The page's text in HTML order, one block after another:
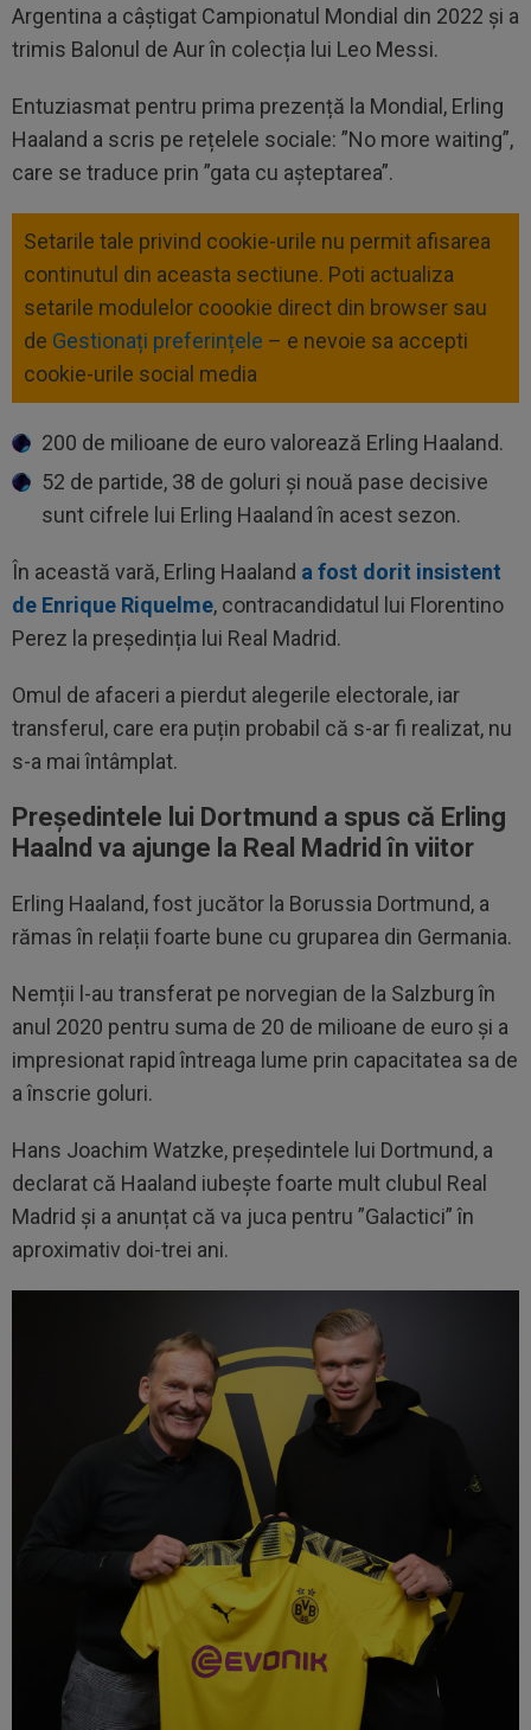
Argentina a câștigat Campionatul Mondial din 2022 și a
trimis Balonul de Aur în colecția lui Leo Messi.
Entuziasmat pentru prima prezență la Mondial, Erling
Haaland a scris pe rețelele sociale: ”No more waiting”,
care se traduce prin ”gata cu așteptarea”.
Setarile tale privind cookie-urile nu permit afisarea
continutul din aceasta sectiune. Poti actualiza
setarile modulelor coookie direct din browser sau
de Gestionați preferințele – e nevoie sa accepti
cookie-urile social media
200 de milioane de euro valorează Erling Haaland.
52 de partide, 38 de goluri și nouă pase decisive
sunt cifrele lui Erling Haaland în acest sezon.
În această vară, Erling Haaland a fost dorit insistent
de Enrique Riquelme, contracandidatul lui Florentino
Perez la președinția lui Real Madrid.
Omul de afaceri a pierdut alegerile electorale, iar
transferul, care era puțin probabil că s-ar fi realizat, nu
s-a mai întâmplat.
Președintele lui Dortmund a spus că Erling
Haalnd va ajunge la Real Madrid în viitor
Erling Haaland, fost jucător la Borussia Dortmund, a
rămas în relații foarte bune cu gruparea din Germania.
Nemții l-au transferat pe norvegian de la Salzburg în
anul 2020 pentru suma de 20 de milioane de euro și a
impresionat rapid întreaga lume prin capacitatea sa de
a înscrie goluri.
Hans Joachim Watzke, președintele lui Dortmund, a
declarat că Haaland iubește foarte mult clubul Real
Madrid și a anunțat că va juca pentru ”Galactici” în
aproximativ doi-trei ani.